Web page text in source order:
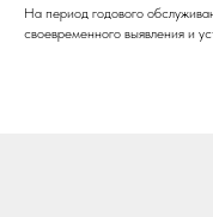
На период годового
своевременного выявления и